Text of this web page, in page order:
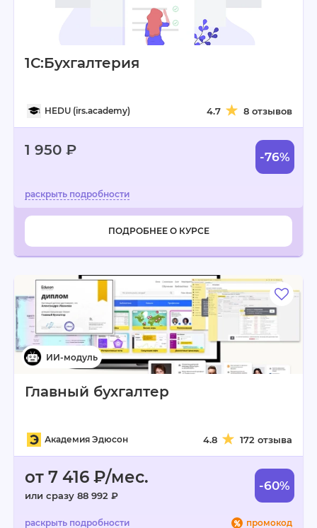
1С:Бухгалтерия
HEDU (irs.academy) 4.7 8 отзывов
1 950 ₽ -76%
ПОДРОБНЕЕ О КУРСЕ
Главный бухгалтер
Академия Эдюсон 4.8 172 отзыва
от 7 416 ₽/мес.
или сразу 88 992 ₽
-60%
промокод